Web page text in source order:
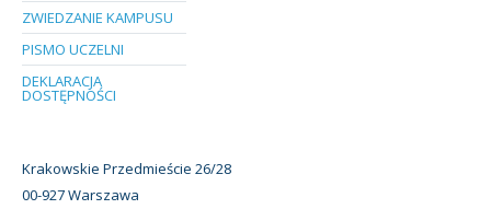
ZWIEDZANIE KAMPUSU
PISMO UCZELNI
DEKLARACJA
DOSTĘPNOŚCI
Krakowskie Przedmieście 26/28
00-927 Warszawa